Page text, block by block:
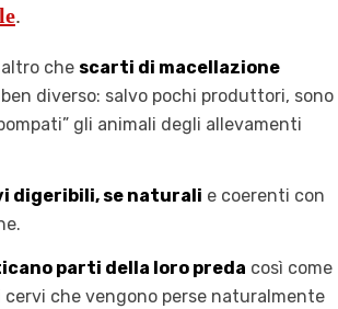
.
che scarti di macellazione
diverso: salvo pochi produttori, sono
gli animali degli allevamenti
digeribili, se naturali e coerenti con
parti della loro preda così come
che vengono perse naturalmente